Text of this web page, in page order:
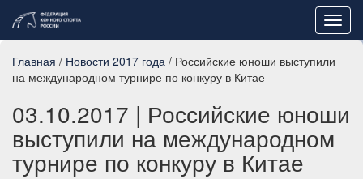
Главная / Новости 2017 года / Российские юноши выступили
на международном турнире по конкуру в Китае
03.10.2017 | Российские юноши
выступили на международном
турнире по конкуру в Китае